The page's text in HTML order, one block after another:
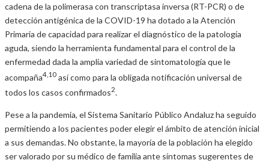
cadena de la polimerasa con transcriptasa inversa (RT-PCR) o de
detección antigénica de la COVID-19 ha dotado a la Atención
Primaria de capacidad para realizar el diagnóstico de la patología
aguda, siendo la herramienta fundamental para el control de la
enfermedad dada la amplia variedad de sintomatología que le
acompaña4,10 así como para la obligada notificación universal de
todos los casos confirmados2.
Pese a la pandemia, el Sistema Sanitario Público Andaluz ha seguido
permitiendo a los pacientes poder elegir el ámbito de atención inicial
a sus demandas. No obstante, la mayoría de la población ha elegido
ser valorado por su médico de familia ante síntomas sugerentes de